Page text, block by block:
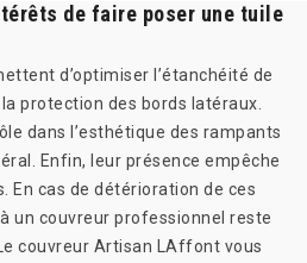
de faire poser une tuile
d’optimiser l’étanchéité de
protection des bords latéraux.
dans l’esthétique des rampants
Enfin, leur présence empêche
En cas de détérioration de ces
un couvreur professionnel reste
couvreur Artisan LAffont vous